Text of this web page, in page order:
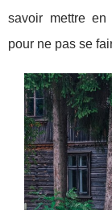
savoir mettre en
pour ne pas se